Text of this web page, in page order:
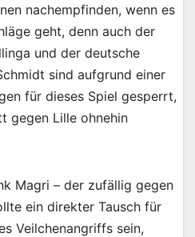
nachempfinden, wenn es
geht, denn auch der
und der deutsche
sind aufgrund einer
für dieses Spiel gesperrt,
gegen Lille ohnehin
Magri – der zufällig gegen
ein direkter Tausch für
Veilchenangriffs sein,